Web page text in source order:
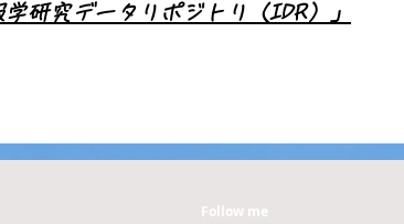
研究データリポジトリ（IDR）」
Follow me